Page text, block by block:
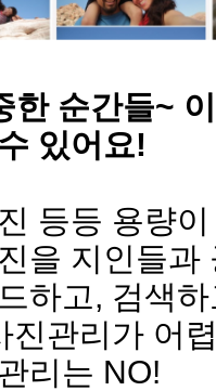
한 순간들~
있어요!
등등 용량
을 지인들과
하고, 검색
진관리가 어
리는 NO!